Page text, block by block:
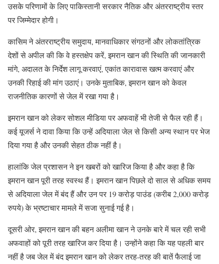
उसके परिणामों के लिए पाकिस्तानी सरकार नैतिक और अंतरराष्ट्रीय स्तर
पर जिम्मेदार होगी।
कासिम ने अंतरराष्ट्रीय समुदाय, मानवाधिकार संगठनों और लोकतांत्रिक
देशों से अपील की कि वे हस्तक्षेप करें, इमरान खान की स्थिति की जानकारी
मांगे, अदालत के निर्देश लागू करवाएं, एकांत कारावास खत्म करवाएं और
उनकी रिहाई की मांग उठाएं। उनके मुताबिक, इमरान खान को केवल
राजनीतिक कारणों से जेल में रखा गया है।
इमरान खान को लेकर सोशल मीडिया पर अफवाहें भी तेजी से फैल रही हैं।
कई यूजर्स ने दावा किया कि उन्हें अदियाला जेल से किसी अन्य स्थान पर भेज
दिया गया है और उनकी सेहत ठीक नहीं है।
हालांकि जेल प्रशासन ने इन खबरों को खारिज किया है और कहा है कि
इमरान खान पूरी तरह स्वस्थ हैं। इमरान खान पिछले दो साल से अधिक समय
से अदियाला जेल में बंद हैं और उन पर 19 करोड़ पाउंड (करीब 2,000 करोड़
रुपये) के भ्रष्टाचार मामले में सजा सुनाई गई है।
दूसरी ओर, इमरान खान की बहन अलीमा खान ने उनके बारे में चल रही सभी
अफवाहों को पूरी तरह खारिज कर दिया है। उन्होंने कहा कि यह पहली बार
नहीं है जब जेल में बंद इमरान खान को लेकर तरह-तरह की बातें फैलाई जा